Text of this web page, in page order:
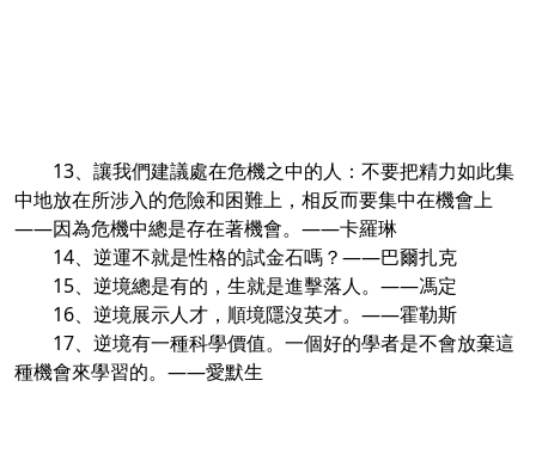
13、讓我們建議處在危機之中的人：不要把精力如此集
中地放在所涉入的危險和困難上，相反而要集中在機會上
——因為危機中總是存在著機會。——卡羅琳
14、逆運不就是性格的試金石嗎？——巴爾扎克
15、逆境總是有的，生就是進擊落人。——馮定
16、逆境展示人才，順境隱沒英才。——霍勒斯
17、逆境有一種科學價值。一個好的學者是不會放棄這
種機會來學習的。——愛默生